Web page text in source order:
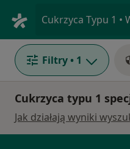
Filtry • 1
Cukrzyca typu 1
Jak działają wyniki